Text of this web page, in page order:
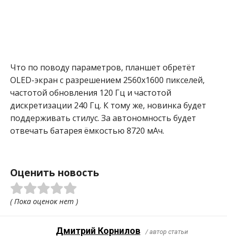
Что по поводу параметров, планшет обретёт
OLED-экран с разрешением 2560х1600 пикселей,
частотой обновления 120 Гц и частотой
дискретизации 240 Гц. К тому же, новинка будет
поддерживать стилус. За автономность будет
отвечать батарея ёмкостью 8720 мАч.
Оценить новость
( Пока оценок нет )
Дмитрий Корнилов / автор статьи